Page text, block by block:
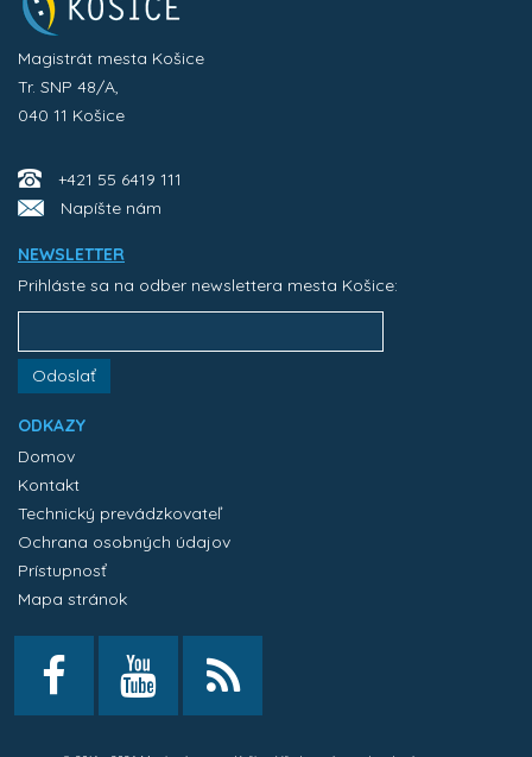
Magistrát mesta Košice
Tr. SNP 48/A,
040 11 Košice
+421 55 6419 111
Napíšte nám
NEWSLETTER
Prihláste sa na odber newslettera mesta Košice:
Odoslať
ODKAZY
Domov
Kontakt
Technický prevádzkovateľ
Ochrana osobných údajov
Prístupnosť
Mapa stránok